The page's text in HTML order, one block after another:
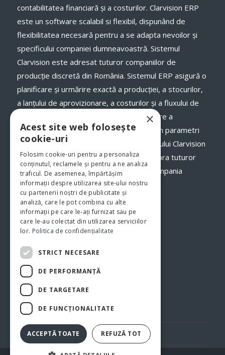
contabilitatea financiară și a costurilor. Clarvision ERP
este un software scalabil si flexibil, dispunând de
flexibilitatea necesară pentru a se adapta nevoilor și
specificului companiei dumneavoastră. Sistemul
Clarvision este adresat tuturor companiilor de
producție discretă din România. Sistemul ERP asigură o
planificare și urmărire exactă a producției, a stocurilor,
a lanţului de aprovizionare, a costurilor și a fluxului de
numerar, a termenelor de livrare și onorare a
comenzilor către clienții dumneavoastră, în parametri
optimi. Odată cu implementarea programului Clarvision
veți avea o imagine clară, în timp real asupra tuturor
proceselor şi fluxurilor de activităţi din compania
dumneavoastră.www.clarvision.ro
Str.Nicolae Titulescu 6, Bistrita
Tel. 0040-744-772139
Politica de confidentialitate
Politica cookie
×
Acest site web folosește
cookie-uri
Folosim cookie-uri pentru a personaliza
conținutul, reclamele și pentru a ne analiza
traficul. De asemenea, împărtășim
informații despre utilizarea site-ului nostru
cu partenerii noștri de publicitate și
analiză, care le pot combina cu alte
informații pe care le-ați furnizat sau pe
care le-au colectat din utilizarea serviciilor
lor. Politica de confidențialitate
STRICT NECESARE
DE PERFORMANȚĂ
DE TARGETARE
DE FUNCŢIONALITATE
ACCEPTĂ TOATE REFUZĂ TOT